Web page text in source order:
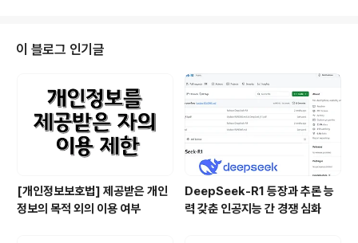
고 특허를 받을 수 없다. 그렇지만 저작권법은 제2조 제1호
에서 저작물을 ‘인간의 사상 또는 감정을 표현한 창작물’이
라고 정의하고 제7조에서 보호받지 못하는 저작물을 규정
하고 있지만 위와 같은 규정은 없습니다. 따라서 저작권법
의 정의에 부합하고 동법 제7조의 보호받지 못하는 저작물
에 속하지 않으면 저작권법..
이 블로그 인기글
[개인정보보호법] 제공받은 개인
정보의 목적 외의 이용 여부
DeepSeek-R1 등장과 추론 능
력 갖춘 인공지능 간 경쟁 심화